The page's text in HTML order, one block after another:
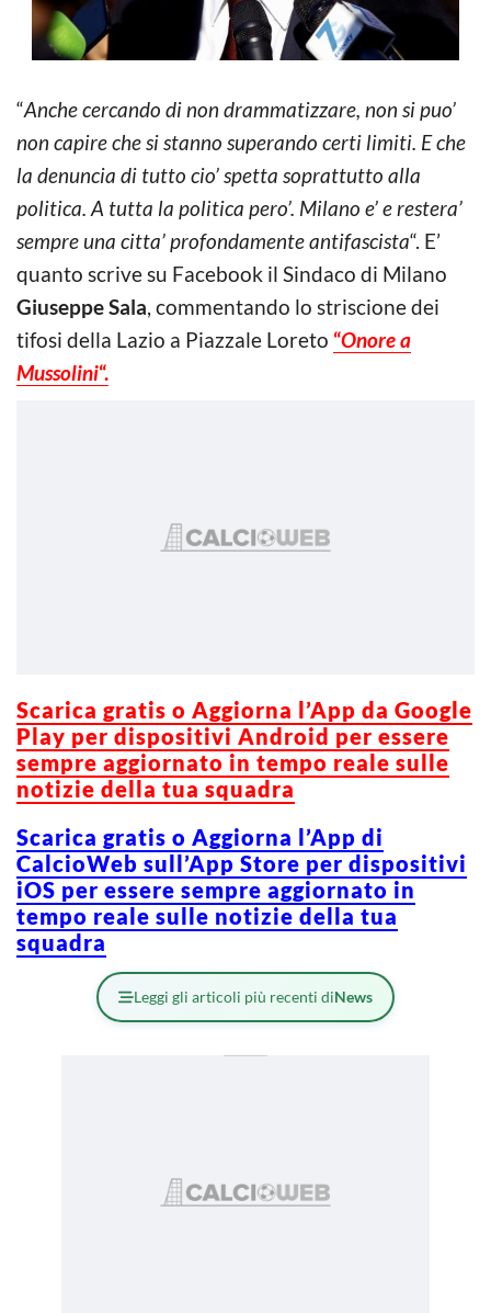
“Anche cercando di non drammatizzare, non si puo’
non capire che si stanno superando certi limiti. E che
la denuncia di tutto cio’ spetta soprattutto alla
politica. A tutta la politica pero’. Milano e’ e restera’
sempre una citta’ profondamente antifascista“. E’
quanto scrive su Facebook il Sindaco di Milano
Giuseppe Sala, commentando lo striscione dei
tifosi della Lazio a Piazzale Loreto “Onore a
Mussolini“.
Scarica gratis o Aggiorna l’App da Google
Play per dispositivi Android per essere
sempre aggiornato in tempo reale sulle
notizie della tua squadra
Scarica gratis o Aggiorna l’App di
CalcioWeb sull’App Store per dispositivi
iOS per essere sempre aggiornato in
tempo reale sulle notizie della tua
squadra
Leggi gli articoli più recenti diNews